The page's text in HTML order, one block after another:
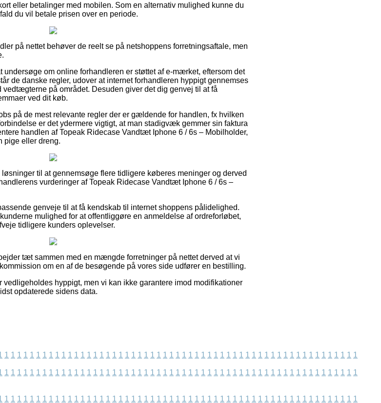
eller betalinger med mobilen. Som en alternativ mulighed kunne du
du vil betale prisen over en periode.
på nettet behøver de reelt se på netshoppens forretningsaftale, men
om online forhandleren er støttet af e-mærket, eftersom det
de danske regler, udover at internet forhandleren hyppigt gennemses
på området. Desuden giver det dig genvej til at få
ved dit køb.
på de mest relevante regler der er gældende for handlen, fx hvilken
er det ydermere vigtigt, at man stadigvæk gemmer sin faktura
handlen af Topeak Ridecase Vandtæt Iphone 6 / 6s – Mobilholder,
pige eller dreng.
til at gennemsøge flere tidligere køberes meninger og derved
vurderinger af Topeak Ridecase Vandtæt Iphone 6 / 6s –
genveje til at få kendskab til internet shoppens pålidelighed.
mulighed for at offentliggøre en anmeldelse af ordreforløbet,
tidligere kunders oplevelser.
tæt sammen med en mængde forretninger på nettet derved at vi
om en af de besøgende på vores side udfører en bestilling.
hyppigt, men vi kan ikke garantere imod modifikationer
opdaterede sidens data.
1 1 1 1 1 1 1 1 1 1 1 1 1 1 1 1 1 1 1 1 1 1 1 1 1 1 1 1 1 1 1 1 1 1 1 1 1 1 1 1 1 1 1 1 1 1 1 1 1 1 1 1 1 1 1 1
1 1 1 1 1 1 1 1 1 1 1 1 1 1 1 1 1 1 1 1 1 1 1 1 1 1 1 1 1 1 1 1 1 1 1 1 1 1 1 1 1 1 1 1 1 1 1 1 1 1 1 1 1 1 1 1
1 1 1 1 1 1 1 1 1 1 1 1 1 1 1 1 1 1 1 1 1 1 1 1 1 1 1 1 1 1 1 1 1 1 1 1 1 1 1 1 1 1 1 1 1 1 1 1 1 1 1 1 1 1 1 1